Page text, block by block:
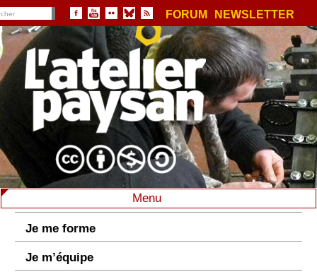
FORUM NEWSLETTER
Menu
Je me forme
Je m’équipe